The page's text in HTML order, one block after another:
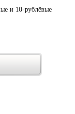
и 10-рублёвые